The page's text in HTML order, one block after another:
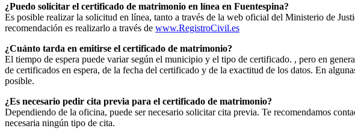
¿Puedo solicitar el certificado de matrimonio en línea en Fuentespina?
Es posible realizar la solicitud en línea, tanto a través de la web oficial del Ministerio de
recomendación es realizarlo a través de www.RegistroCivil.es
¿Cuánto tarda en emitirse el certificado de matrimonio?
El tiempo de espera puede variar según el municipio y el tipo de certificado. , pero en
de certificados en espera, de la fecha del certificado y de la exactitud de los datos. En
posible.
¿Es necesario pedir cita previa para el certificado de matrimonio?
Dependiendo de la oficina, puede ser necesario solicitar cita previa. Te recomendamos
necesaria ningún tipo de cita.